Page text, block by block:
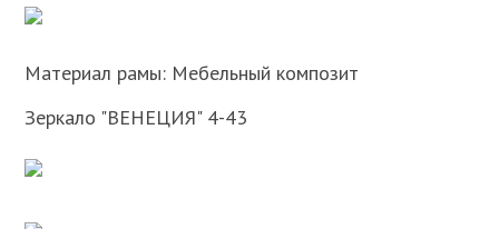
Материал рамы: Мебельный композит
Зеркало "ВЕНЕЦИЯ" 4-43